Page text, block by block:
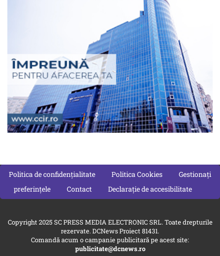
Politica de confidențialitate Politica Cookies
Gestionați
preferințele
Contact Declarație de accesibilitate
Copyright 2025 SC PRESS MEDIA ELECTRONIC SRL. Toate drepturile
rezervate. DCNews Proiect 81431.
Comandă acum o campanie publicitară pe acest site:
publicitate@dcnews.ro